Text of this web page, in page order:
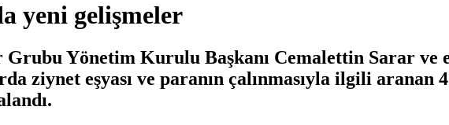
yeni gelişmeler
Yönetim Kurulu Başkanı Cemalettin Sarar ve
ziynet eşyası ve paranın çalınmasıyla ilgili